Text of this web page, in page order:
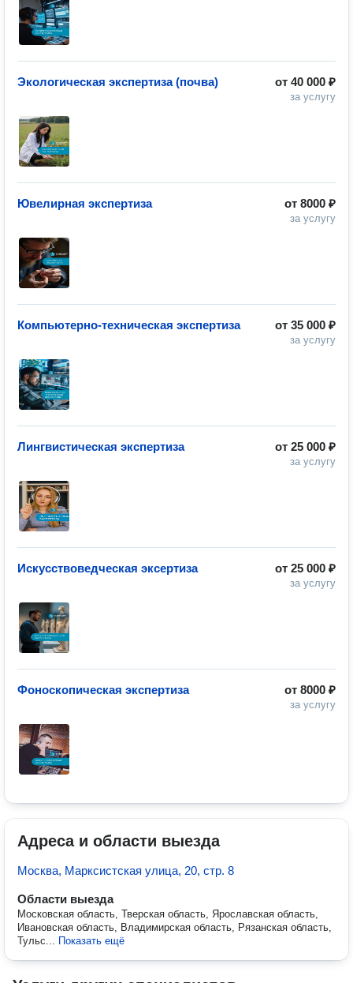
от 40 000 ₽
за услугу
Экологическая экспертиза (почва)
от 8000 ₽
за услугу
Ювелирная экспертиза
от 35 000 ₽
за услугу
Компьютерно-техническая экспертиза
от 25 000 ₽
за услугу
Лингвистическая экспертиза
от 25 000 ₽
за услугу
Искусствоведческая эксертиза
от 8000 ₽
за услугу
Фоноскопическая экспертиза
Адреса и области выезда
Москва, Марксистская улица, 20, стр. 8
Области выезда
Московская область, Тверская область, Ярославская область,
Ивановская область, Владимирская область, Рязанская область,
Тульс... Показать ещё